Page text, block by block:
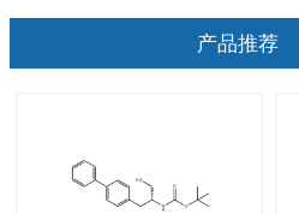
产品推荐